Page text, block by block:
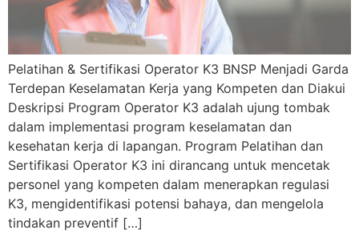
Pelatihan & Sertifikasi Operator K3 BNSP Menjadi Garda
Terdepan Keselamatan Kerja yang Kompeten dan Diakui
Deskripsi Program Operator K3 adalah ujung tombak
dalam implementasi program keselamatan dan
kesehatan kerja di lapangan. Program Pelatihan dan
Sertifikasi Operator K3 ini dirancang untuk mencetak
personel yang kompeten dalam menerapkan regulasi
K3, mengidentifikasi potensi bahaya, dan mengelola
tindakan preventif […]